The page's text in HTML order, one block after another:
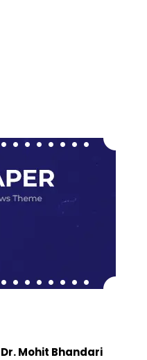
Mohit Bhandari